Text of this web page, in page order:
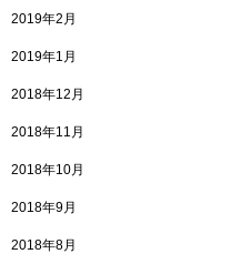
2019年2月
2019年1月
2018年12月
2018年11月
2018年10月
2018年9月
2018年8月